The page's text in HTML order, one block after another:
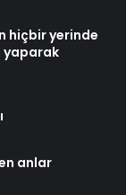
hiçbir yerinde
yaparak
anlar